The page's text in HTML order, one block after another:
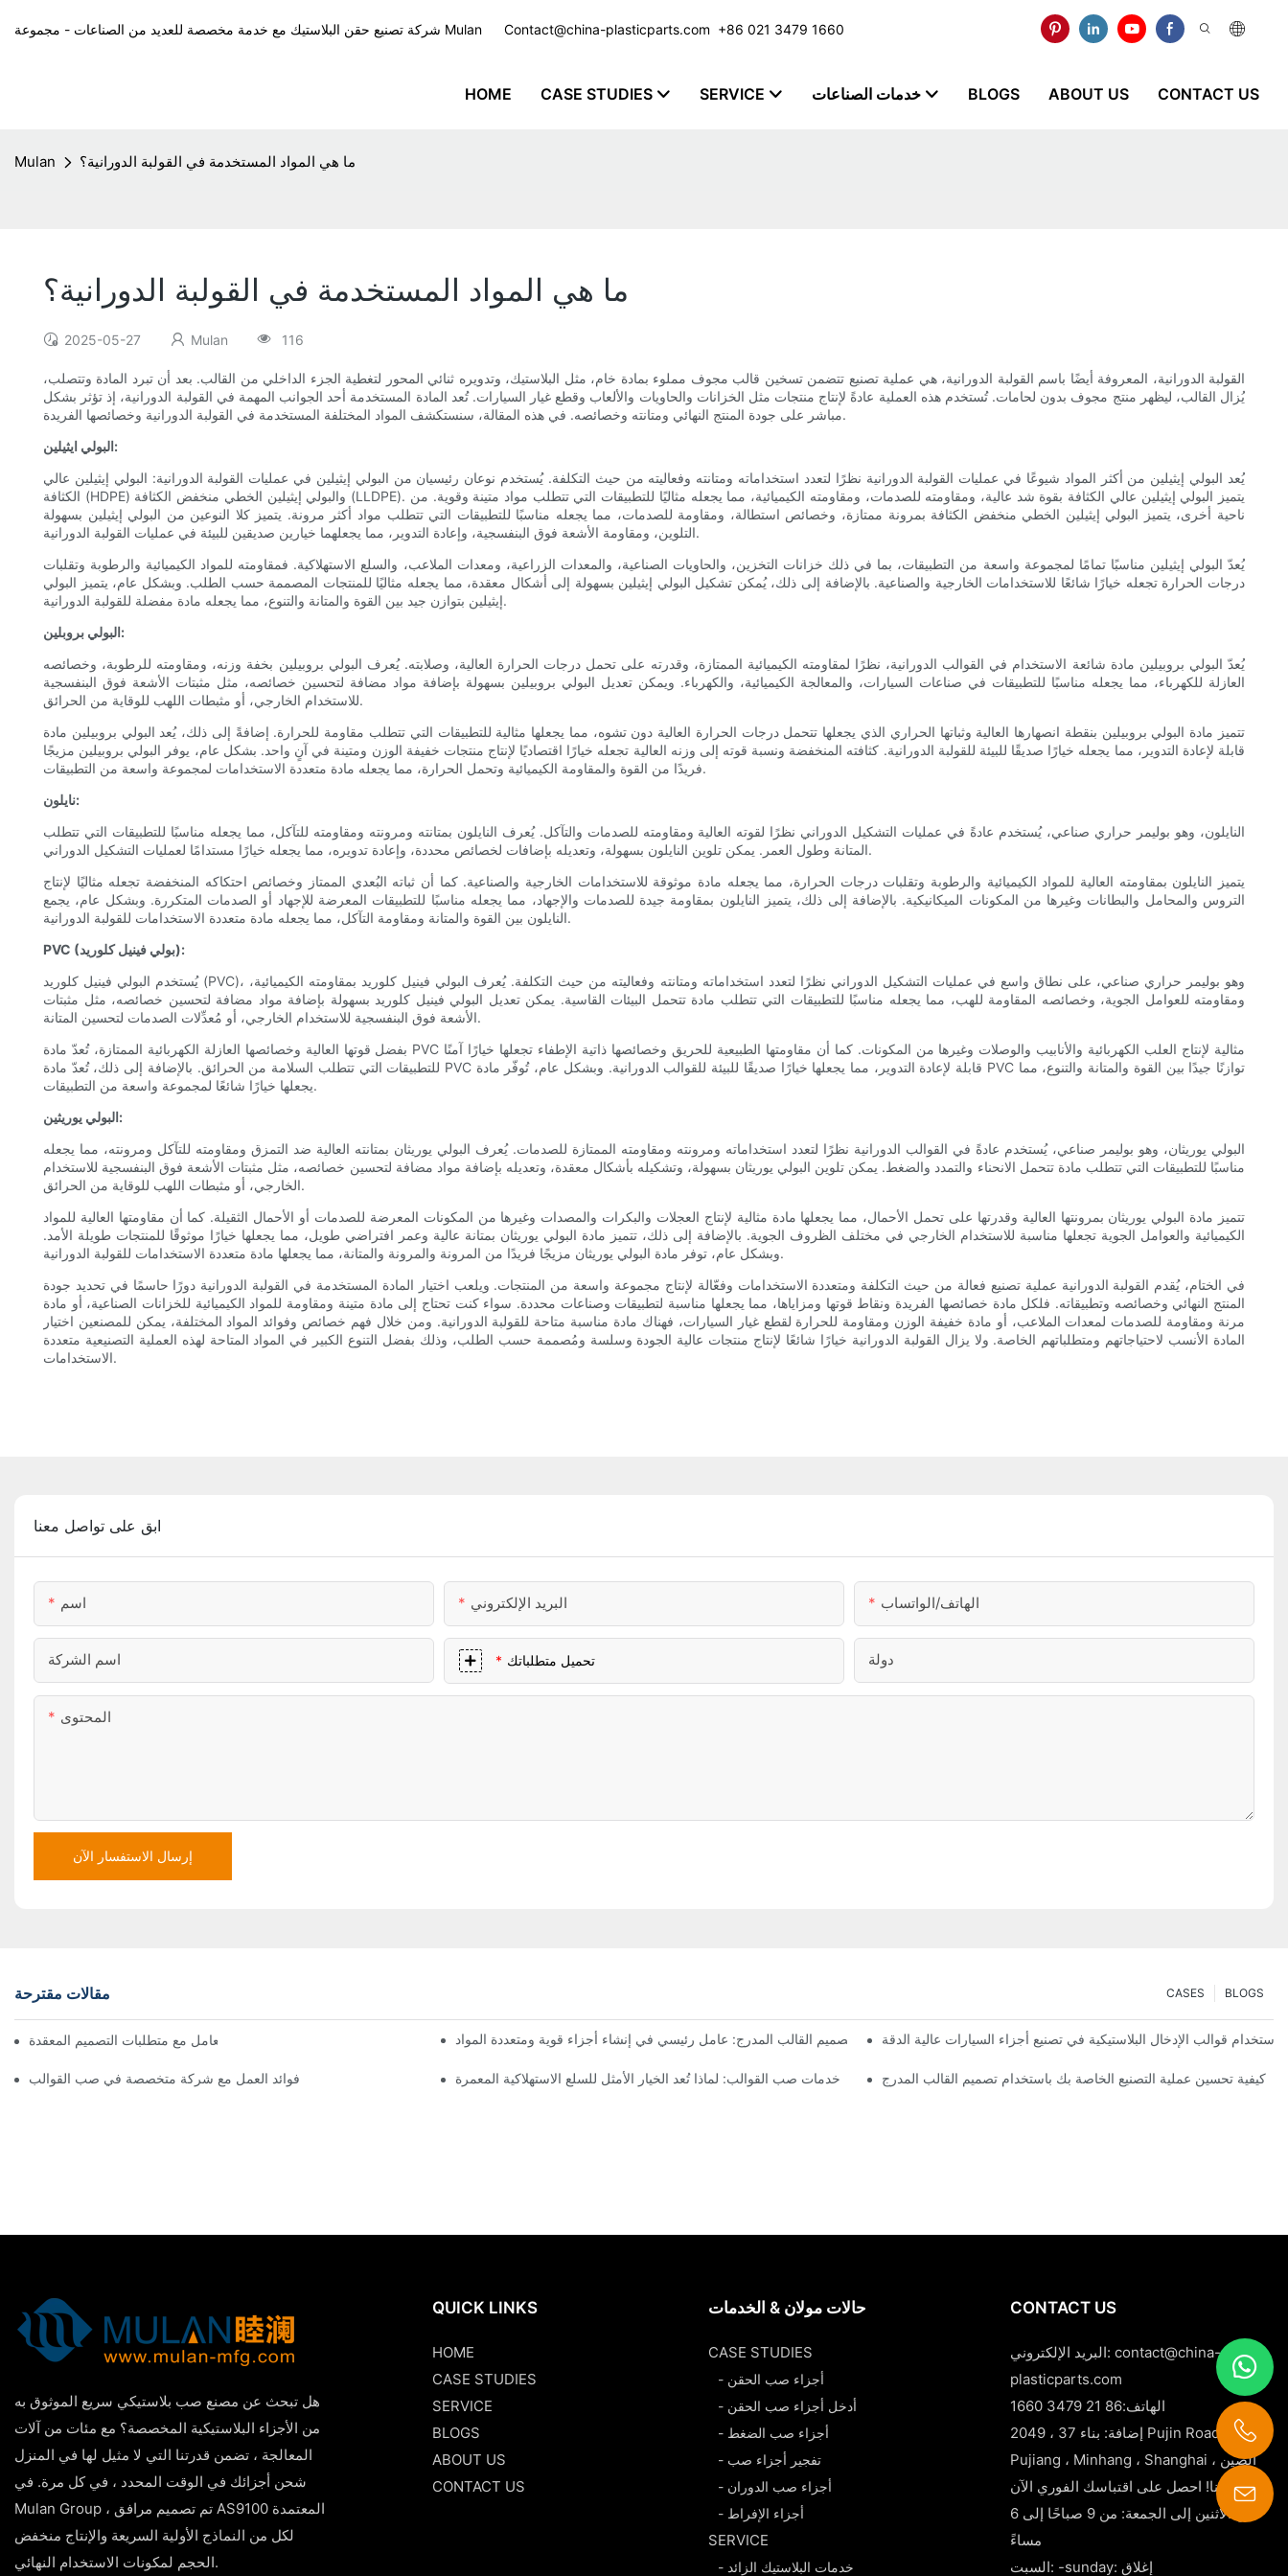
شركة تصنيع حقن البلاستيك مع خدمة مخصصة للعديد من الصناعات - مجموعة Mulan Contact@china-plasticparts.com ​​​​​​​ +86 021 3479 1660
HOME CASE STUDIES SERVICE خدمات الصناعات BLOGS ABOUT US CONTACT US
Mulan ما هي المواد المستخدمة في القولبة الدورانية؟
ما هي المواد المستخدمة في القولبة الدورانية؟
2025-05-27 Mulan 116
القولبة الدورانية، المعروفة أيضًا باسم القولبة الدورانية، هي عملية تصنيع تتضمن تسخين قالب مجوف مملوء بمادة خام، مثل البلاستيك، وتدويره ثنائي المحور لتغطية الجزء الداخلي من القالب. بعد أن تبرد المادة وتتصلب،
يُزال القالب، ليظهر منتج مجوف بدون لحامات. تُستخدم هذه العملية عادةً لإنتاج منتجات مثل الخزانات والحاويات والألعاب وقطع غيار السيارات. تُعد المادة المستخدمة أحد الجوانب المهمة في القولبة الدورانية، إذ تؤثر بشكل
مباشر على جودة المنتج النهائي ومتانته وخصائصه. في هذه المقالة، سنستكشف المواد المختلفة المستخدمة في القولبة الدورانية وخصائصها الفريدة.
البولي ايثيلين:
يُعد البولي إيثيلين من أكثر المواد شيوعًا في عمليات القولبة الدورانية نظرًا لتعدد استخداماته ومتانته وفعاليته من حيث التكلفة. يُستخدم نوعان رئيسيان من البولي إيثيلين في عمليات القولبة الدورانية: البولي إيثيلين عالي
الكثافة (HDPE) والبولي إيثيلين الخطي منخفض الكثافة (LLDPE). يتميز البولي إيثيلين عالي الكثافة بقوة شد عالية، ومقاومته للصدمات، ومقاومته الكيميائية، مما يجعله مثاليًا للتطبيقات التي تتطلب مواد متينة وقوية. من
ناحية أخرى، يتميز البولي إيثيلين الخطي منخفض الكثافة بمرونة ممتازة، وخصائص استطالة، ومقاومة للصدمات، مما يجعله مناسبًا للتطبيقات التي تتطلب مواد أكثر مرونة. يتميز كلا النوعين من البولي إيثيلين بسهولة
التلوين، ومقاومة الأشعة فوق البنفسجية، وإعادة التدوير، مما يجعلهما خيارين صديقين للبيئة في عمليات القولبة الدورانية.
يُعدّ البولي إيثيلين مناسبًا تمامًا لمجموعة واسعة من التطبيقات، بما في ذلك خزانات التخزين، والحاويات الصناعية، والمعدات الزراعية، ومعدات الملاعب، والسلع الاستهلاكية. فمقاومته للمواد الكيميائية والرطوبة وتقلبات
درجات الحرارة تجعله خيارًا شائعًا للاستخدامات الخارجية والصناعية. بالإضافة إلى ذلك، يُمكن تشكيل البولي إيثيلين بسهولة إلى أشكال معقدة، مما يجعله مثاليًا للمنتجات المصممة حسب الطلب. وبشكل عام، يتميز البولي
إيثيلين بتوازن جيد بين القوة والمتانة والتنوع، مما يجعله مادة مفضلة للقولبة الدورانية.
البولي بروبلين:
يُعدّ البولي بروبيلين مادة شائعة الاستخدام في القوالب الدورانية، نظرًا لمقاومته الكيميائية الممتازة، وقدرته على تحمل درجات الحرارة العالية، وصلابته. يُعرف البولي بروبيلين بخفة وزنه، ومقاومته للرطوبة، وخصائصه
العازلة للكهرباء، مما يجعله مناسبًا للتطبيقات في صناعات السيارات، والمعالجة الكيميائية، والكهرباء. ويمكن تعديل البولي بروبيلين بسهولة بإضافة مواد مضافة لتحسين خصائصه، مثل مثبتات الأشعة فوق البنفسجية
للاستخدام الخارجي، أو مثبطات اللهب للوقاية من الحرائق.
تتميز مادة البولي بروبيلين بنقطة انصهارها العالية وثباتها الحراري الذي يجعلها تتحمل درجات الحرارة العالية دون تشوه، مما يجعلها مثالية للتطبيقات التي تتطلب مقاومة للحرارة. إضافةً إلى ذلك، يُعد البولي بروبيلين مادة
قابلة لإعادة التدوير، مما يجعله خيارًا صديقًا للبيئة للقولبة الدورانية. كثافته المنخفضة ونسبة قوته إلى وزنه العالية تجعله خيارًا اقتصاديًا لإنتاج منتجات خفيفة الوزن ومتينة في آنٍ واحد. بشكل عام، يوفر البولي بروبيلين مزيجًا
فريدًا من القوة والمقاومة الكيميائية وتحمل الحرارة، مما يجعله مادة متعددة الاستخدامات لمجموعة واسعة من التطبيقات.
نايلون:
النايلون، وهو بوليمر حراري صناعي، يُستخدم عادةً في عمليات التشكيل الدوراني نظرًا لقوته العالية ومقاومته للصدمات والتآكل. يُعرف النايلون بمتانته ومرونته ومقاومته للتآكل، مما يجعله مناسبًا للتطبيقات التي تتطلب
المتانة وطول العمر. يمكن تلوين النايلون بسهولة، وتعديله بإضافات لخصائص محددة، وإعادة تدويره، مما يجعله خيارًا مستدامًا لعمليات التشكيل الدوراني.
يتميز النايلون بمقاومته العالية للمواد الكيميائية والرطوبة وتقلبات درجات الحرارة، مما يجعله مادة موثوقة للاستخدامات الخارجية والصناعية. كما أن ثباته البُعدي الممتاز وخصائص احتكاكه المنخفضة تجعله مثاليًا لإنتاج
التروس والمحامل والبطانات وغيرها من المكونات الميكانيكية. بالإضافة إلى ذلك، يتميز النايلون بمقاومة جيدة للصدمات والإجهاد، مما يجعله مناسبًا للتطبيقات المعرضة للإجهاد أو الصدمات المتكررة. وبشكل عام، يجمع
النايلون بين القوة والمتانة ومقاومة التآكل، مما يجعله مادة متعددة الاستخدامات للقولبة الدورانية.
PVC (بولي فينيل كلوريد):
يُستخدم البولي فينيل كلوريد (PVC)، وهو بوليمر حراري صناعي، على نطاق واسع في عمليات التشكيل الدوراني نظرًا لتعدد استخداماته ومتانته وفعاليته من حيث التكلفة. يُعرف البولي فينيل كلوريد بمقاومته الكيميائية،
ومقاومته للعوامل الجوية، وخصائصه المقاومة للهب، مما يجعله مناسبًا للتطبيقات التي تتطلب مادة تتحمل البيئات القاسية. يمكن تعديل البولي فينيل كلوريد بسهولة بإضافة مواد مضافة لتحسين خصائصه، مثل مثبتات
الأشعة فوق البنفسجية للاستخدام الخارجي، أو مُعدِّلات الصدمات لتحسين المتانة.
بفضل قوتها العالية وخصائصها العازلة الكهربائية الممتازة، تُعدّ مادة PVC مثالية لإنتاج العلب الكهربائية والأنابيب والوصلات وغيرها من المكونات. كما أن مقاومتها الطبيعية للحريق وخصائصها ذاتية الإطفاء تجعلها خيارًا آمنًا
للتطبيقات التي تتطلب السلامة من الحرائق. بالإضافة إلى ذلك، تُعدّ مادة PVC قابلة لإعادة التدوير، مما يجعلها خيارًا صديقًا للبيئة للقوالب الدورانية. وبشكل عام، تُوفّر مادة PVC توازنًا جيدًا بين القوة والمتانة والتنوع، مما
يجعلها خيارًا شائعًا لمجموعة واسعة من التطبيقات.
البولي يوريثين:
البولي يوريثان، وهو بوليمر صناعي، يُستخدم عادةً في القوالب الدورانية نظرًا لتعدد استخداماته ومرونته ومقاومته الممتازة للصدمات. يُعرف البولي يوريثان بمتانته العالية ضد التمزق ومقاومته للتآكل ومرونته، مما يجعله
مناسبًا للتطبيقات التي تتطلب مادة تتحمل الانحناء والتمدد والضغط. يمكن تلوين البولي يوريثان بسهولة، وتشكيله بأشكال معقدة، وتعديله بإضافة مواد مضافة لتحسين خصائصه، مثل مثبتات الأشعة فوق البنفسجية للاستخدام
الخارجي، أو مثبطات اللهب للوقاية من الحرائق.
تتميز مادة البولي يوريثان بمرونتها العالية وقدرتها على تحمل الأحمال، مما يجعلها مادة مثالية لإنتاج العجلات والبكرات والمصدات وغيرها من المكونات المعرضة للصدمات أو الأحمال الثقيلة. كما أن مقاومتها العالية للمواد
الكيميائية والعوامل الجوية تجعلها مناسبة للاستخدام الخارجي في مختلف الظروف الجوية. بالإضافة إلى ذلك، تتميز مادة البولي يوريثان بمتانة عالية وعمر افتراضي طويل، مما يجعلها خيارًا موثوقًا للمنتجات طويلة الأمد.
وبشكل عام، توفر مادة البولي يوريثان مزيجًا فريدًا من المرونة والمرونة والمتانة، مما يجعلها مادة متعددة الاستخدامات للقولبة الدورانية.
في الختام، يُقدم القولبة الدورانية عملية تصنيع فعالة من حيث التكلفة ومتعددة الاستخدامات وفعّالة لإنتاج مجموعة واسعة من المنتجات. ويلعب اختيار المادة المستخدمة في القولبة الدورانية دورًا حاسمًا في تحديد جودة
المنتج النهائي وخصائصه وتطبيقاته. فلكل مادة خصائصها الفريدة ونقاط قوتها ومزاياها، مما يجعلها مناسبة لتطبيقات وصناعات محددة. سواء كنت تحتاج إلى مادة متينة ومقاومة للمواد الكيميائية للخزانات الصناعية، أو مادة
مرنة ومقاومة للصدمات لمعدات الملاعب، أو مادة خفيفة الوزن ومقاومة للحرارة لقطع غيار السيارات، فهناك مادة مناسبة متاحة للقولبة الدورانية. ومن خلال فهم خصائص وفوائد المواد المختلفة، يمكن للمصنعين اختيار
المادة الأنسب لاحتياجاتهم ومتطلباتهم الخاصة. ولا يزال القولبة الدورانية خيارًا شائعًا لإنتاج منتجات عالية الجودة وسلسة ومُصممة حسب الطلب، وذلك بفضل التنوع الكبير في المواد المتاحة لهذه العملية التصنيعية متعددة
الاستخدامات.
ابق على تواصل معنا
اسم البريد الإلكتروني الهاتف/الواتساب
اسم الشركة تحميل متطلباتك دولة
المحتوى
إرسال الاستفسار الآن
مقالات مقترحة BLOGS
CASES
كيف يمكن لشركات صب القوالب التعامل مع متطلبات التصميم المعقدة تصميم القالب المدرج: عامل رئيسي في إنشاء أجزاء قوية ومتعددة المواد استخدام قوالب الإدخال البلاستيكية في تصنيع أجزاء السيارات عالية الدقة
فوائد العمل مع شركة متخصصة في صب القوالب خدمات صب القوالب: لماذا تُعد الخيار الأمثل للسلع الاستهلاكية المعمرة كيفية تحسين عملية التصنيع الخاصة بك باستخدام تصميم القالب المدرج
هل تبحث عن مصنع صب بلاستيكي سريع الموثوق به
من الأجزاء البلاستيكية المخصصة؟ مع مئات من آلات
المعالجة ، تضمن قدرتنا التي لا مثيل لها في المنزل
شحن أجزائك في الوقت المحدد ، في كل مرة. في
Mulan Group ، تم تصميم مرافق AS9100 المعتمدة
لكل من النماذج الأولية السريعة والإنتاج منخفض
الحجم لمكونات الاستخدام النهائي.
QUICK LINKS
HOME
CASE STUDIES
SERVICE
BLOGS
ABOUT US
CONTACT US
حالات مولان & الخدمات
CASE STUDIES
- أجزاء صب الحقن
- أدخل أجزاء صب الحقن
- أجزاء صب الضغط
- تفجير أجزاء صب
- أجزاء صب الدوران
- أجزاء الإفراط
SERVICE
- خدمات البلاستيك الزائد
CONTACT US
البريد الإلكتروني:contact@china-
plasticparts.com
الهاتف:86 21 3479 1660
إضافة: بناء 37 ، 2049 Pujin Road ،
Pujiang ، Minhang ، Shanghai ، الصين
من الاثنين إلى الجمعة: من 9 صباحًا إلى 6
مساءً
السبت: -sunday: إغلاق